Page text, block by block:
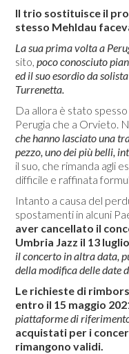
Il trio sostituisce il
stesso Mehldau
La sua prima volta a
sito,poco conosciuto
ed il suo esordio da
Turrenetta.
Da allora è stato
Perugia che a Orvieto.
che hanno lasciato una
pezzo, uno dei più belli,
il suo, che rimanda agli
difficile e raffinata
Intanto a causa del
spostamenti in alcuni
aver cancellato il
Umbria Jazz il 13
il concerto in altra data,
della modifica delle date
Le richieste di
entro il 15 maggio
piattaforme di
acquistati per i
rimangono validi.